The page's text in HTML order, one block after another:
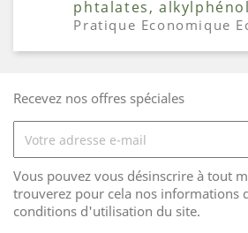
phtalates,
Pratique Economique
Recevez nos offres spéciales
Vous pouvez vous désinscrire à tout
trouverez pour cela nos informations
conditions d'utilisation du site.